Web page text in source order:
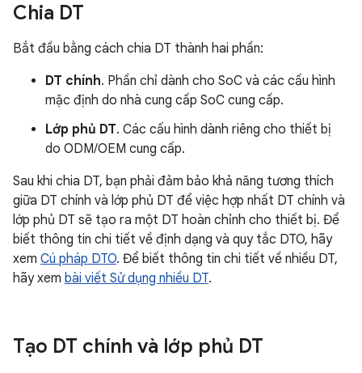
Chia DT
Bắt đầu bằng cách chia DT thành hai phần:
DT chính. Phần chỉ dành cho SoC và các cấu hình
mặc định do nhà cung cấp SoC cung cấp.
Lớp phủ DT. Các cấu hình dành riêng cho thiết bị
do ODM/OEM cung cấp.
Sau khi chia DT, bạn phải đảm bảo khả năng tương thích
giữa DT chính và lớp phủ DT để việc hợp nhất DT chính và
lớp phủ DT sẽ tạo ra một DT hoàn chỉnh cho thiết bị. Để
biết thông tin chi tiết về định dạng và quy tắc DTO, hãy
xem Cú pháp DTO. Để biết thông tin chi tiết về nhiều DT,
hãy xem bài viết Sử dụng nhiều DT.
Tạo DT chính và lớp phủ DT